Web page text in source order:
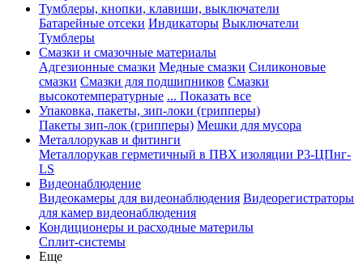
Тумблеры, кнопки, клавиши, выключатели
Батарейные отсеки Индикаторы Выключатели
Тумблеры
Смазки и смазочные материалы
Адгезионные смазки Медные смазки Силиконовые
смазки Смазки для подшипников Смазки
высокотемпературные ... Показать все
Упаковка, пакеты, зип-локи (грипперы)
Пакеты зип-лок (грипперы) Мешки для мусора
Металлорукав и фитинги
Металлорукав герметичный в ПВХ изоляции Р3-ЦПнг-
LS
Видеонаблюдение
Видеокамеры для видеонаблюдения Видеорегистраторы
для камер видеонаблюдения
Кондиционеры и расходные материлы
Сплит-системы
Еще